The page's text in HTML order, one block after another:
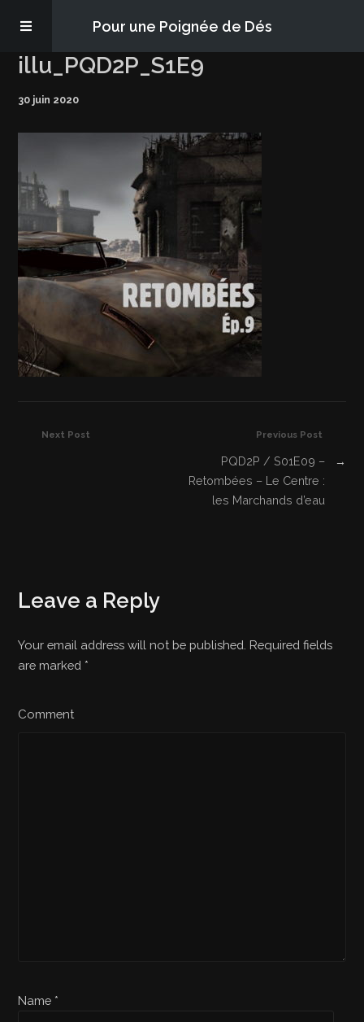
Pour une Poignée de Dés
Les épisodes
S’abonner
Blog
À propos
illu_PQD2P_S1E9
30 juin 2020
Previous Post
PQD2P / S01E09 –
Retombées – Le Centre :
les Marchands d’eau
→
Next Post
Leave a Reply
Your email address will not be published. Required fields
are marked *
Comment
Name *